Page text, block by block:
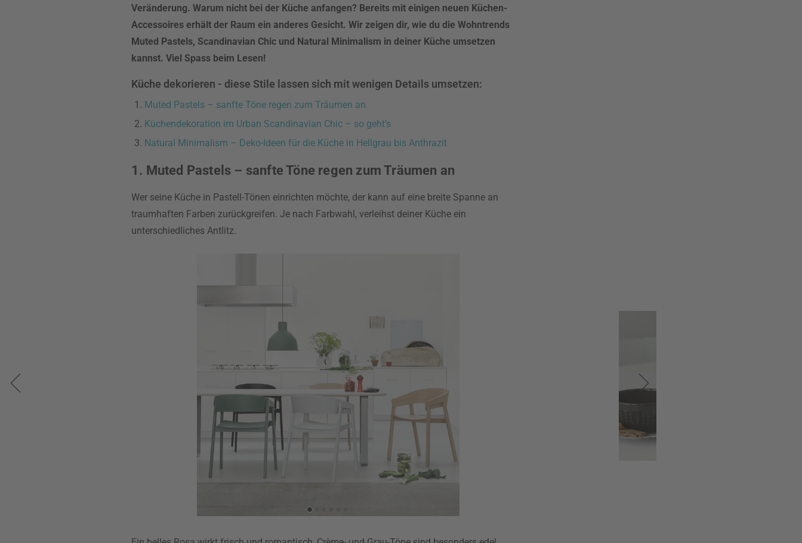
Veränderung. Warum nicht bei der Küche anfangen? Bereits mit einigen neuen Küchen-
Accessoires erhält der Raum ein anderes Gesicht. Wir zeigen dir, wie du die Wohntrends
Muted Pastels, Scandinavian Chic und Natural Minimalism in deiner Küche umsetzen
kannst. Viel Spass beim Lesen!
Küche dekorieren - diese Stile lassen sich mit wenigen Details umsetzen:
Muted Pastels – sanfte Töne regen zum Träumen an
Küchendekoration im Urban Scandinavian Chic – so geht’s
Natural Minimalism – Deko-Ideen für die Küche in Hellgrau bis Anthrazit
1. Muted Pastels – sanfte Töne regen zum Träumen an
Wer seine Küche in Pastell-Tönen einrichten möchte, der kann auf eine breite Spanne an
traumhaften Farben zurückgreifen. Je nach Farbwahl, verleihst deiner Küche ein
unterschiedliches Antlitz.